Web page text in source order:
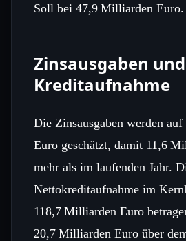
Soll bei 47,9 Milliarden Euro.
Zinsausgaben und
Kreditaufnahme
Die Zinsausgaben werden
Euro geschätzt, damit 11,6
mehr als im laufenden Jahr.
Nettokreditaufnahme im
118,7 Milliarden Euro
20,7 Milliarden Euro über